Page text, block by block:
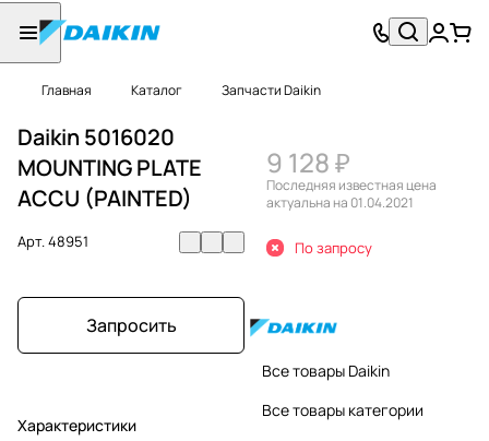
Главная Каталог Запчасти Daikin
Daikin 5016020
MOUNTING PLATE
ACCU (PAINTED)
Арт.48951
Запросить
Характеристики
9 128 ₽
Последняя известная цена
актуальна на 01.04.2021
По запросу
Все товары Daikin
Все товары категории